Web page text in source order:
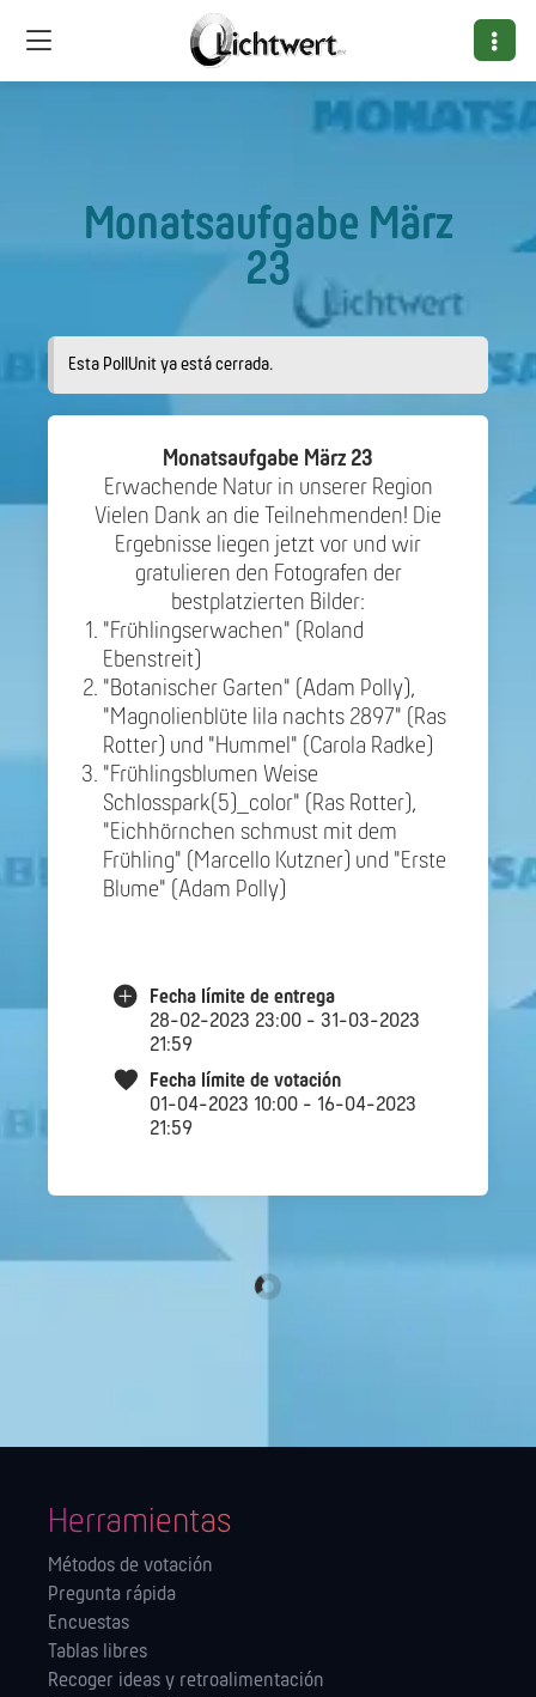
Monatsaufgabe März
23
Esta PollUnit ya está cerrada.
Monatsaufgabe März 23
Erwachende Natur in unserer Region
Vielen Dank an die Teilnehmenden! Die
Ergebnisse liegen jetzt vor und wir
gratulieren den Fotografen der
bestplatzierten Bilder:
"Frühlingserwachen" (Roland
Ebenstreit)
"Botanischer Garten" (Adam Polly),
"Magnolienblüte lila nachts 2897" (Ras
Rotter) und "Hummel" (Carola Radke)
"Frühlingsblumen Weise
Schlosspark(5)_color" (Ras Rotter),
"Eichhörnchen schmust mit dem
Frühling" (Marcello Kutzner) und "Erste
Blume" (Adam Polly)
Fecha límite de entrega
28-02-2023 23:00 - 31-03-2023
21:59
Fecha límite de votación
01-04-2023 10:00 - 16-04-2023
21:59
Herramientas
Métodos de votación
Pregunta rápida
Encuestas
Tablas libres
Recoger ideas y retroalimentación